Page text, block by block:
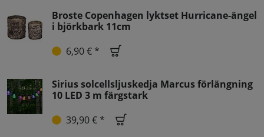
Broste Copenhagen lyktset Hurricane-ängel
i björkbark 11cm
6,90 € *
Sirius solcellsljuskedja Marcus förlängning
10 LED 3 m färgstark
39,90 € *